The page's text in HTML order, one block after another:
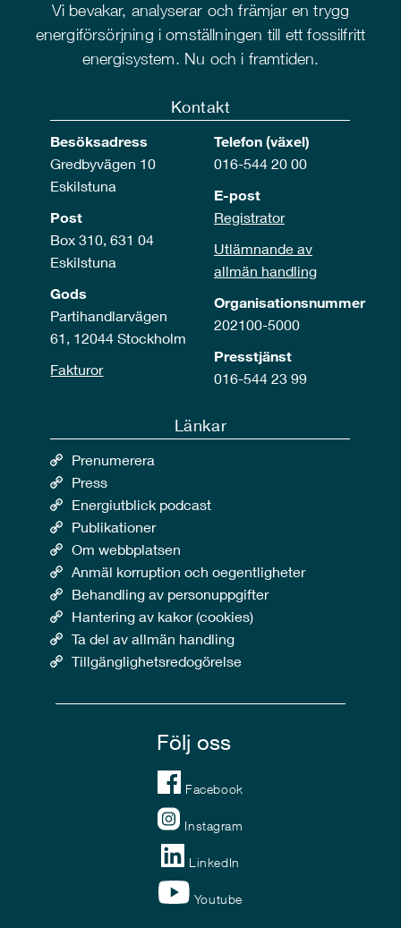
Vi bevakar, analyserar och främjar en trygg
energiförsörjning i omställningen till ett fossilfritt
energisystem. Nu och i framtiden.
Kontakt
Besöksadress
Gredbyvägen 10
Eskilstuna
Post
Box 310, 631 04
Eskilstuna
Gods
Partihandlarvägen
61, 12044 Stockholm
Fakturor
Telefon (växel)
016-544 20 00
E-post
Registrator
Utlämnande av
allmän handling
Organisationsnummer
202100-5000
Presstjänst
016-544 23 99
Länkar
Prenumerera
Press
Energiutblick podcast
Publikationer
Om webbplatsen
Anmäl korruption och oegentligheter
Behandling av personuppgifter
Hantering av kakor (cookies)
Ta del av allmän handling
Tillgänglighetsredogörelse
Följ oss
Facebook
Instagram
LinkedIn
Youtube